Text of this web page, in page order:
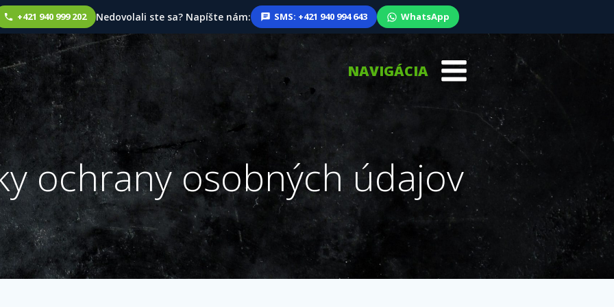
+421 940 999 202 Nedovolali ste sa? Napíšte nám: SMS: +421 940 994 643 WhatsApp
NAVIGÁCIA
ochrany osobných údajov